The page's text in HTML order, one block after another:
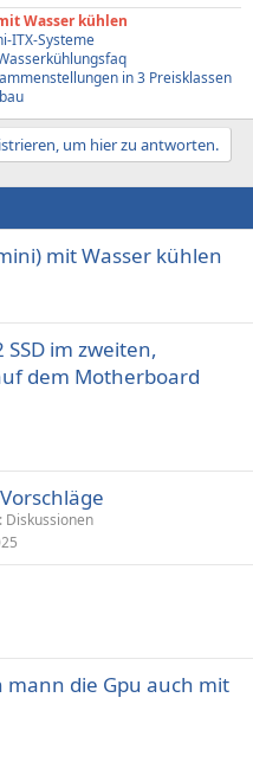
Wasser kühlen
ITX-Systeme
in 3 Preisklassen
um hier zu antworten.
mit Wasser kühlen
im zweiten,
dem Motherboard
Diskussionen
mann die Gpu auch mit